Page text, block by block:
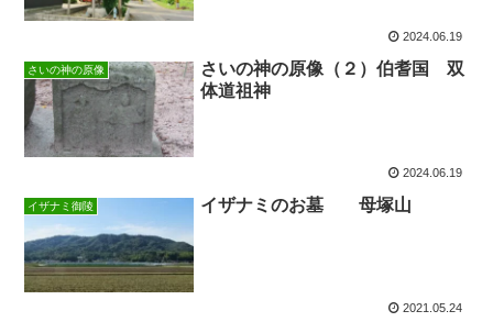
2024.06.19
さいの神の原像
さいの神の原像（２）伯耆国 双
体道祖神
2024.06.19
イザナミ御陵 イザナミのお墓 母塚山
2021.05.24